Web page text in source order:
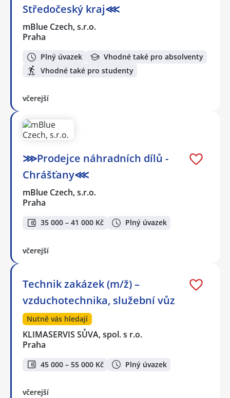
Středočeský kraj⋘
mBlue Czech, s.r.o.
Praha
Plný úvazek
Vhodné také pro absolventy
Vhodné také pro studenty
včerejší
⋙Prodejce náhradních dílů -
Chrášťany⋘
mBlue Czech, s.r.o.
Praha
35 000 – 41 000 Kč Plný úvazek
včerejší
Technik zakázek (m/ž) –
vzduchotechnika, služební vůz
Nutně vás hledají
KLIMASERVIS SŮVA, spol. s r.o.
Praha
45 000 – 55 000 Kč Plný úvazek
včerejší